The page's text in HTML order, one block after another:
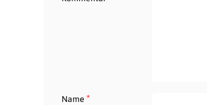
Name *